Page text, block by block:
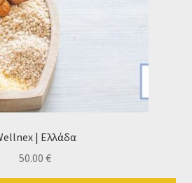
| Ελλάδα
50.00 €